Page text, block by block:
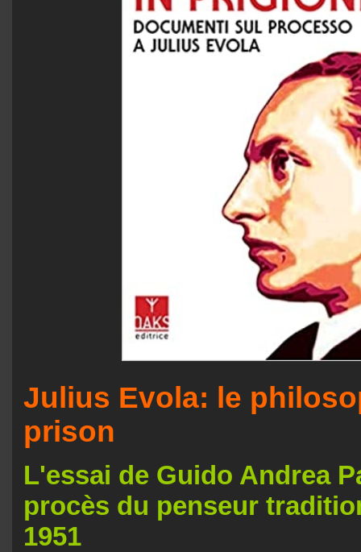
Julius Evola: le
prison
L'essai de Guido Andrea
procès du penseur
1951